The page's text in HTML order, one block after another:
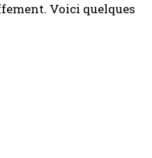
Voici quelques